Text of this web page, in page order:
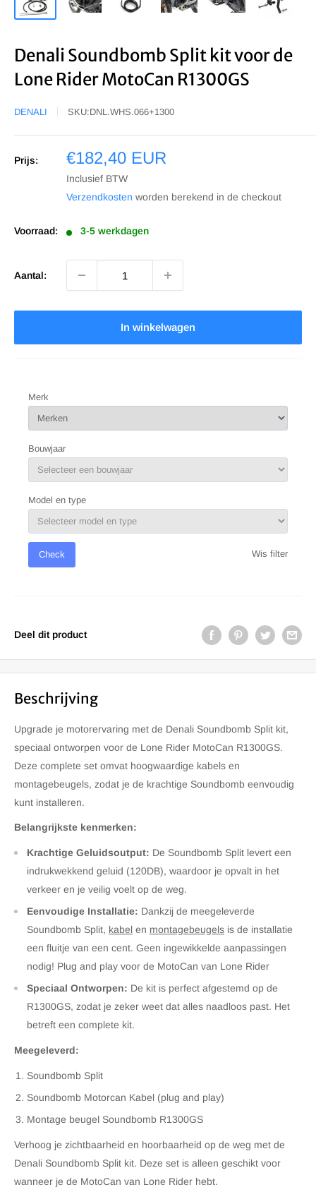
Denali Soundbomb Split kit voor de
Lone Rider MotoCan R1300GS
DENALI SKU:DNL.WHS.066+1300
Prijs:
Sale
prijs
€182,40 EUR
Inclusief BTW
Verzendkosten worden berekend in de checkout
Voorraad: 3-5 werkdagen
Aantal:
In winkelwagen
Merk
Bouwjaar
Model en type
Check Wis filter
Deel dit product
Beschrijving
Upgrade je motorervaring met de Denali Soundbomb Split kit,
speciaal ontworpen voor de Lone Rider MotoCan R1300GS.
Deze complete set omvat hoogwaardige kabels en
montagebeugels, zodat je de krachtige Soundbomb eenvoudig
kunt installeren.
Belangrijkste kenmerken:
Krachtige Geluidsoutput: De Soundbomb Split levert een
indrukwekkend geluid (120DB), waardoor je opvalt in het
verkeer en je veilig voelt op de weg.
Eenvoudige Installatie: Dankzij de meegeleverde
Soundbomb Split, kabel en montagebeugels is de installatie
een fluitje van een cent. Geen ingewikkelde aanpassingen
nodig! Plug and play voor de MotoCan van Lone Rider
Speciaal Ontworpen: De kit is perfect afgestemd op de
R1300GS, zodat je zeker weet dat alles naadloos past. Het
betreft een complete kit.
Meegeleverd:
Soundbomb Split
Soundbomb Motorcan Kabel (plug and play)
Montage beugel Soundbomb R1300GS
Verhoog je zichtbaarheid en hoorbaarheid op de weg met de
Denali Soundbomb Split kit. Deze set is alleen geschikt voor
wanneer je de MotoCan van Lone Rider hebt.